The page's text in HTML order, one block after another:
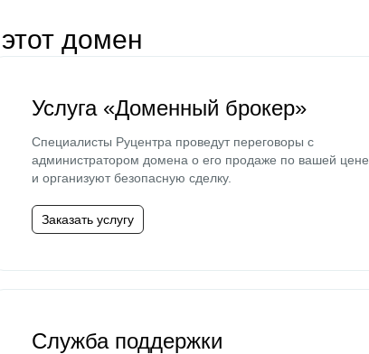
домен
Услуга «Доменный брокер»
Специалисты Руцентра проведут переговоры с
администратором домена о его продаже по вашей цене
и организуют безопасную сделку.
Заказать услугу
Служба поддержки